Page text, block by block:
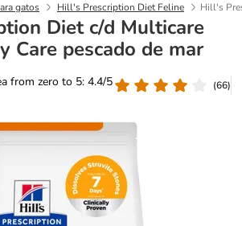
gatos Hill's Prescription Diet Feline Hill's
Diet c/d Multicare
Care pescado de mar
from zero to 5: 4.4/5
(66)